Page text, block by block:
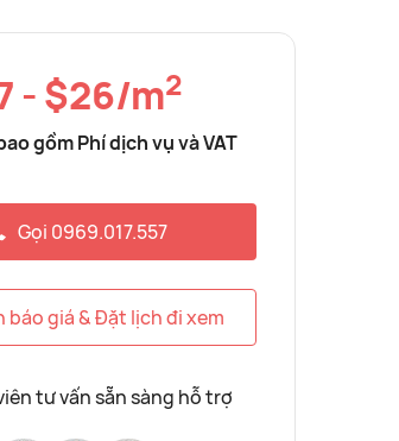
- $26/m2
gồm Phí dịch vụ và VAT
Gọi 0969.017.557
báo giá & Đặt lịch đi xem
tư vấn sẵn sàng hỗ trợ